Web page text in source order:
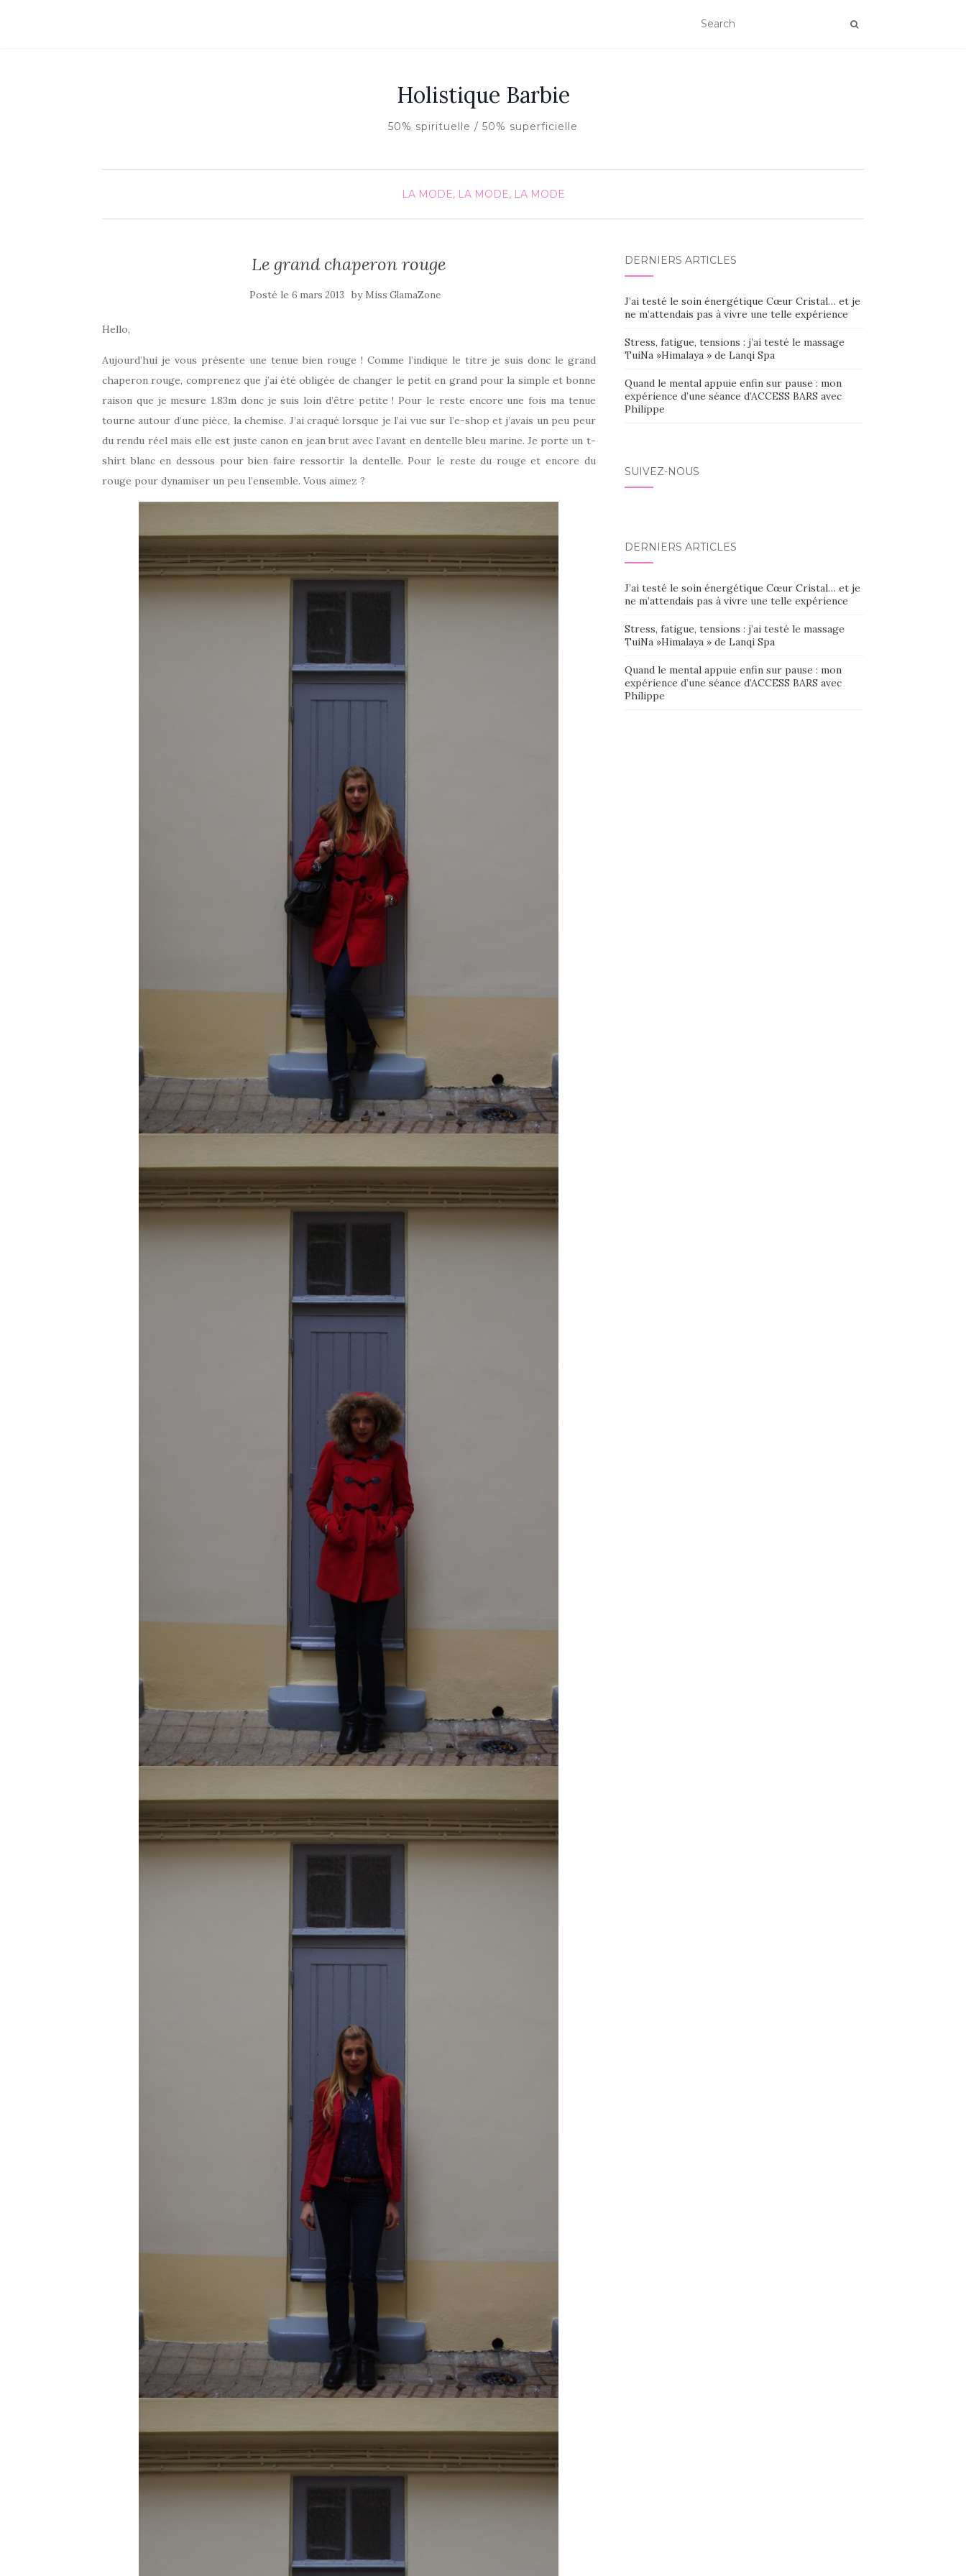
Holistique Barbie
50% spirituelle / 50% superficielle
LA MODE, LA MODE, LA MODE
Le grand chaperon rouge
Posté le6 mars 2013 by Miss GlamaZone
Hello,
Aujourd’hui je vous présente une tenue bien rouge ! Comme l’indique le titre je suis donc le grand
chaperon rouge, comprenez que j’ai été obligée de changer le petit en grand pour la simple et bonne
raison que je mesure 1.83m donc je suis loin d’être petite ! Pour le reste encore une fois ma tenue
tourne autour d’une pièce, la chemise. J’ai craqué lorsque je l’ai vue sur l’e-shop et j’avais un peu peur
du rendu réel mais elle est juste canon en jean brut avec l’avant en dentelle bleu marine. Je porte un t-
shirt blanc en dessous pour bien faire ressortir la dentelle. Pour le reste du rouge et encore du
rouge pour dynamiser un peu l’ensemble. Vous aimez ?
DERNIERS ARTICLES
J’ai testé le soin énergétique Cœur Cristal… et je
ne m’attendais pas à vivre une telle expérience
Stress, fatigue, tensions : j’ai testé le massage
TuiNa »Himalaya » de Lanqi Spa
Quand le mental appuie enfin sur pause : mon
expérience d’une séance d’ACCESS BARS avec
Philippe
SUIVEZ-NOUS
DERNIERS ARTICLES
J’ai testé le soin énergétique Cœur Cristal… et je
ne m’attendais pas à vivre une telle expérience
Stress, fatigue, tensions : j’ai testé le massage
TuiNa »Himalaya » de Lanqi Spa
Quand le mental appuie enfin sur pause : mon
expérience d’une séance d’ACCESS BARS avec
Philippe